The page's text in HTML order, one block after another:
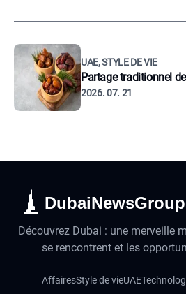
UAE, STYLE DE VIE
Partage traditionnel
2026. 07. 21
DubaiNewsGroup
Découvrez Dubai : une merveille
se rencontrent et les
AffairesStyle de vieUAE